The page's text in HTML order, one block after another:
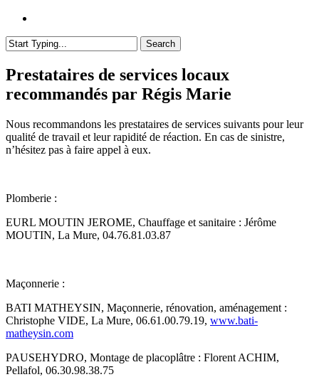
Search
Search
Prestataires de services locaux
recommandés par Régis Marie
Nous recommandons les prestataires de services suivants pour leur
qualité de travail et leur rapidité de réaction. En cas de sinistre,
n’hésitez pas à faire appel à eux.
Plomberie :
EURL MOUTIN JEROME, Chauffage et sanitaire : Jérôme
MOUTIN, La Mure, 04.76.81.03.87
Maçonnerie :
BATI MATHEYSIN, Maçonnerie, rénovation, aménagement :
Christophe VIDE, La Mure, 06.61.00.79.19, www.bati-
matheysin.com
PAUSEHYDRO, Montage de placoplâtre : Florent ACHIM,
Pellafol, 06.30.98.38.75